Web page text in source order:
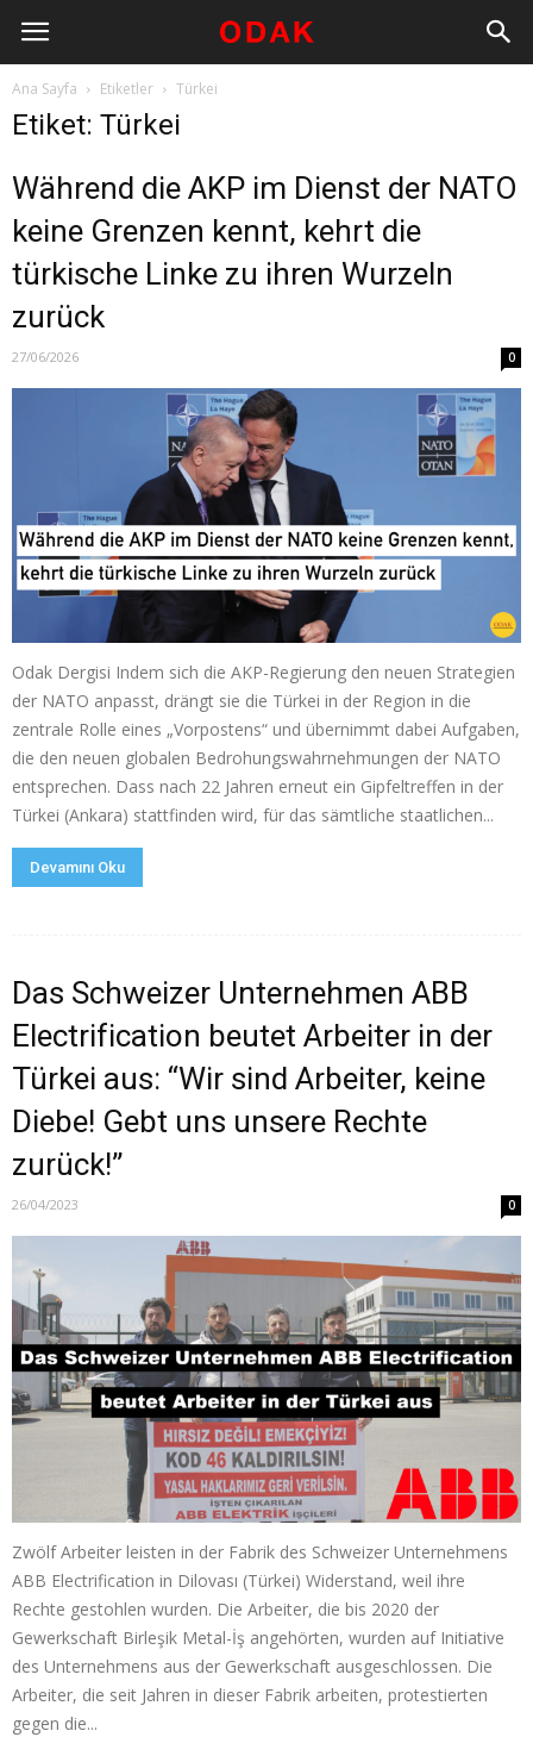
Ana Sayfa Etiketler Türkei
Etiket: Türkei
Während die AKP im Dienst der NATO
keine Grenzen kennt, kehrt die
türkische Linke zu ihren Wurzeln
zurück
27/06/2026 0
Odak Dergisi Indem sich die AKP-Regierung den neuen Strategien
der NATO anpasst, drängt sie die Türkei in der Region in die
zentrale Rolle eines „Vorpostens“ und übernimmt dabei Aufgaben,
die den neuen globalen Bedrohungswahrnehmungen der NATO
entsprechen. Dass nach 22 Jahren erneut ein Gipfeltreffen in der
Türkei (Ankara) stattfinden wird, für das sämtliche staatlichen...
Devamını Oku
Das Schweizer Unternehmen ABB
Electrification beutet Arbeiter in der
Türkei aus: “Wir sind Arbeiter, keine
Diebe! Gebt uns unsere Rechte
zurück!”
26/04/2023 0
Zwölf Arbeiter leisten in der Fabrik des Schweizer Unternehmens
ABB Electrification in Dilovası (Türkei) Widerstand, weil ihre
Rechte gestohlen wurden. Die Arbeiter, die bis 2020 der
Gewerkschaft Birleşik Metal-İş angehörten, wurden auf Initiative
des Unternehmens aus der Gewerkschaft ausgeschlossen. Die
Arbeiter, die seit Jahren in dieser Fabrik arbeiten, protestierten
gegen die...